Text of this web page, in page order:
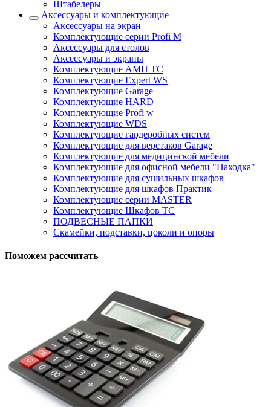
Штабелеры
Аксессуары и комплектующие
Аксессуары на экран
Комплектующие серии Profi M
Аксессуары для столов
Аксессуары и экраны
Комплектующие AMH TC
Комплектующие Expert WS
Комплектующие Garage
Комплектующие HARD
Комплектующие Profi w
Комплектующие WDS
Комплектующие гардеробных систем
Комплектующие для верстаков Garage
Комплектующие для медицинской мебели
Комплектующие для офисной мебели "Находка"
Комплектующие для сушильных шкафов
Комплектующие для шкафов Практик
Комплектующие серии MASTER
Комплектующие Шкафов ТС
ПОДВЕСНЫЕ ПАПКИ
Скамейки, подставки, цоколи и опоры
Поможем рассчитать